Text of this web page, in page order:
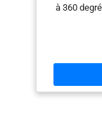
à 360
de
sur le côté
🦴[ Grand
180 degrés]
sur le